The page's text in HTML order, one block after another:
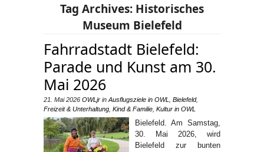
Tag Archives: Historisches
Museum Bielefeld
Fahrradstadt Bielefeld:
Parade und Kunst am 30.
Mai 2026
21. Mai 2026 OWLjr in Ausflugsziele in OWL Bielefeld,
Freizeit & Unterhaltung Kind & Familie Kultur in OWL
Bielefeld. Am Samstag,
30. Mai 2026, wird
Bielefeld zur bunten